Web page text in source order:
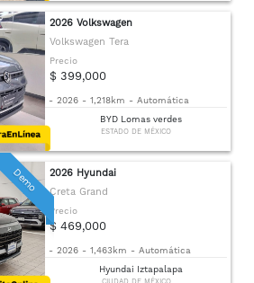
2026 Volkswagen
Volkswagen Tera
Precio
$ 399,000
- 2026 - 1,218km - Automática
BYD Lomas verdes
ESTADO DE MÉXICO
Demo
2026 Hyundai
Creta Grand
Precio
$ 469,000
- 2026 - 1,463km - Automática
Hyundai Iztapalapa